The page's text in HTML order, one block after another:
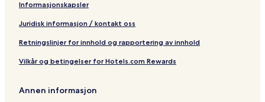
Informasjonskapsler
Juridisk informasjon / kontakt oss
Retningslinjer for innhold og rapportering av innhold
Vilkår og betingelser for Hotels.com Rewards
Annen informasjon